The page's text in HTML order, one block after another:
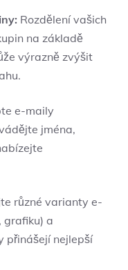
Rozdělení vašich
na základě
výrazně zvýšit
e-maily
jména,
různé varianty e-
grafiku) a
přinášejí nejlepší